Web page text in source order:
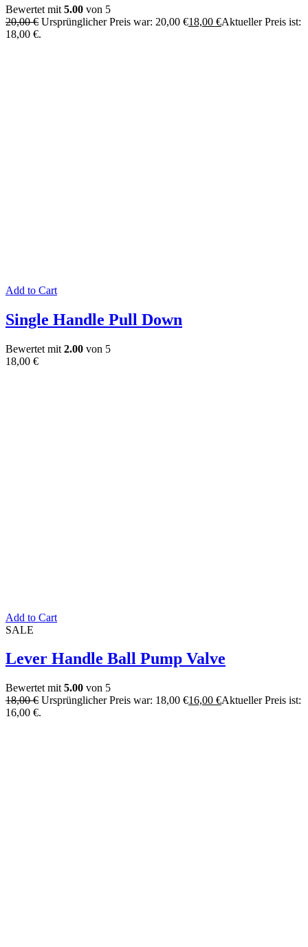
Bewertet mit 5.00 von 5
20,00€ Ursprünglicher Preis war: 20,00 €18,00 €Aktueller Preis ist:
18,00 €.
Add to Cart
Single Handle Pull Down
Bewertet mit 2.00 von 5
18,00 €
Add to Cart
SALE
Lever Handle Ball Pump Valve
Bewertet mit 5.00 von 5
18,00€ Ursprünglicher Preis war: 18,00 €16,00 €Aktueller Preis ist:
16,00 €.